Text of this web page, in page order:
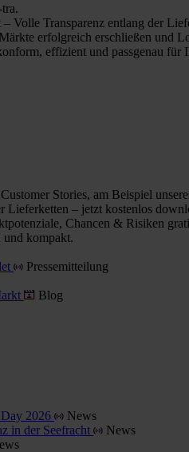
Volle Transparenz entlang der
erfolgreich erschließen und
effizient und passgenau für
Stories, am Beispiel
– jetzt kostenlos
Chancen & Risiken
kompakt.
Pressemitteilung
Blog
2026
News
in der Seefracht
News